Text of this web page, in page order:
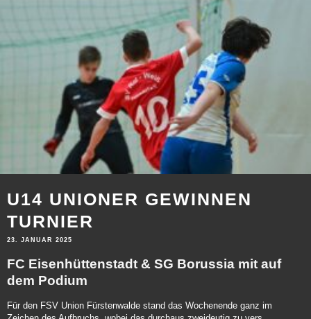
U14 UNIONER GEWINNEN
TURNIER
23. JANUAR 2025
FC Eisenhüttenstadt & SG Borussia mit auf
dem Podium
Für den FSV Union Fürstenwalde stand das Wochenende ganz im